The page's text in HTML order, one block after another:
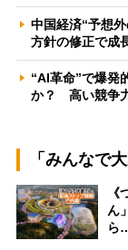
中国経済“予想
方針の修正で成
“AI革命”で爆発
か？ 高い競争
「みんなで
ん
ら